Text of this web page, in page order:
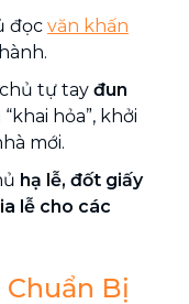
đọc văn khấn
tự tay đun
hỏa”, khởi
mới.
hạ lễ, đốt giấy
lễ cho các
Bị